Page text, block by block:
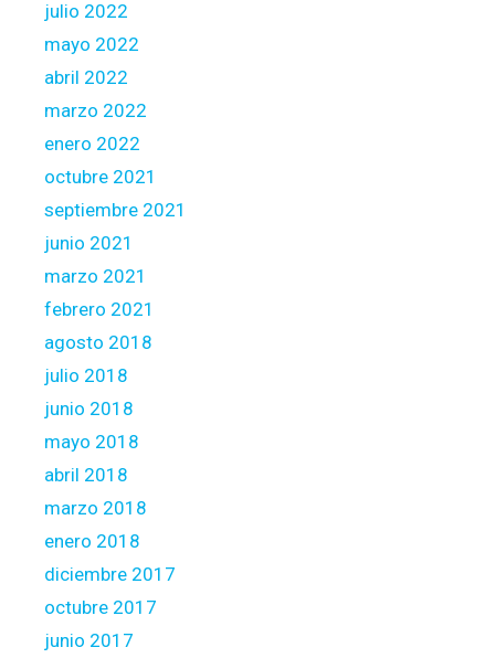
julio 2022
mayo 2022
abril 2022
marzo 2022
enero 2022
octubre 2021
septiembre 2021
junio 2021
marzo 2021
febrero 2021
agosto 2018
julio 2018
junio 2018
mayo 2018
abril 2018
marzo 2018
enero 2018
diciembre 2017
octubre 2017
junio 2017